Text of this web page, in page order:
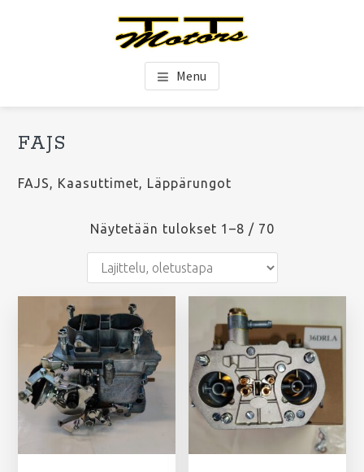
Menu
FAJS
FAJS, Kaasuttimet, Läppärungot
Näytetään tulokset 1–8 / 70
Ensisijainen